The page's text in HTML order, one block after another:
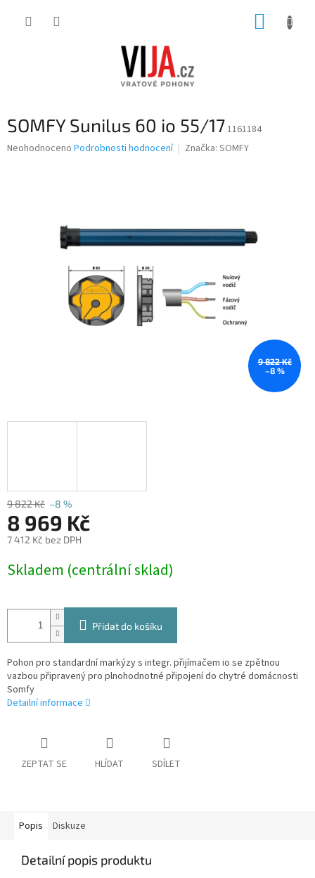
SOMFY Sunilus 60 io 55/171161184
Průměrné
Neohodnoceno Podrobnosti hodnocení Značka: SOMFY
9 822 Kč
–8 %
9 822 Kč –8 %
8 969 Kč
7 412 Kč bez DPH
cena:
Skladem (centrální sklad)
Přidat do košíku
Pohon pro standardní markýzy s integr. přijímačem io se zpětnou
vazbou připravený pro plnohodnotné připojení do chytré domácnosti
Somfy
Detailní informace
ZEPTAT SE HLÍDAT SDÍLET
Popis Diskuze
Detailní popis produktu